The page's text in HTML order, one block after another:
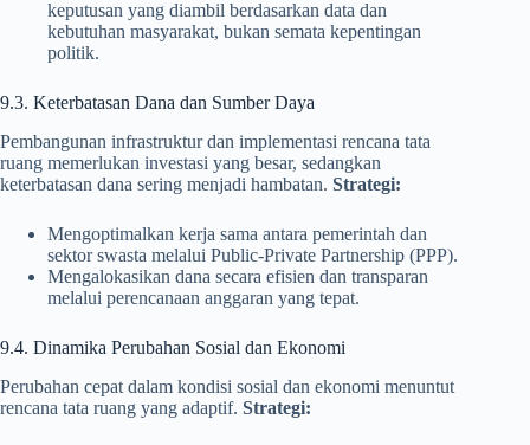
keputusan yang diambil berdasarkan data dan
kebutuhan masyarakat, bukan semata kepentingan
politik.
9.3. Keterbatasan Dana dan Sumber Daya
Pembangunan infrastruktur dan implementasi rencana tata
ruang memerlukan investasi yang besar, sedangkan
keterbatasan dana sering menjadi hambatan. Strategi:
Mengoptimalkan kerja sama antara pemerintah dan
sektor swasta melalui Public-Private Partnership (PPP).
Mengalokasikan dana secara efisien dan transparan
melalui perencanaan anggaran yang tepat.
9.4. Dinamika Perubahan Sosial dan Ekonomi
Perubahan cepat dalam kondisi sosial dan ekonomi menuntut
rencana tata ruang yang adaptif. Strategi: